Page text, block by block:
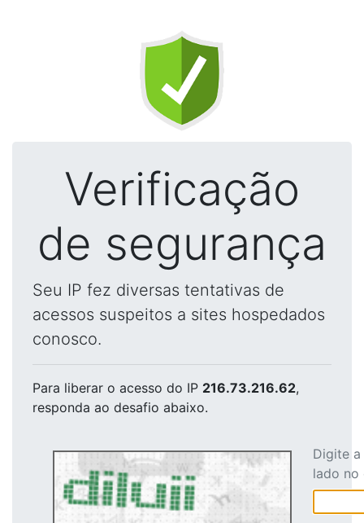
Verificação
de segurança
Seu IP fez diversas tentativas de
acessos suspeitos a sites hospedados
conosco.
Para liberar o acesso do IP 216.73.216.62,
responda ao desafio abaixo.
Digite
lado no